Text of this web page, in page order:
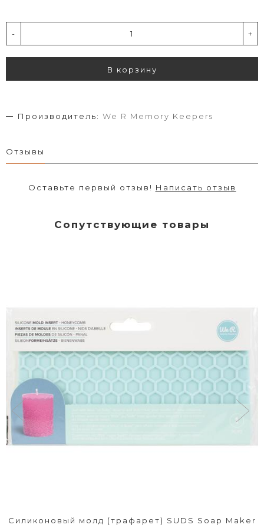
- +
В корзину
Производитель: We R Memory Keepers
Отзывы
Оставьте первый отзыв! Написать отзыв
Сопутствующие товары
Силиконовый молд (трафарет) SUDS Soap Maker